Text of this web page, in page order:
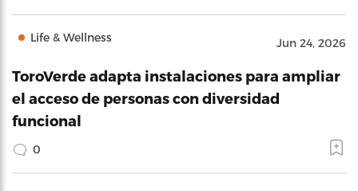
Life & Wellness Jun 24, 2026
ToroVerde adapta instalaciones para ampliar
el acceso de personas con diversidad
funcional
0